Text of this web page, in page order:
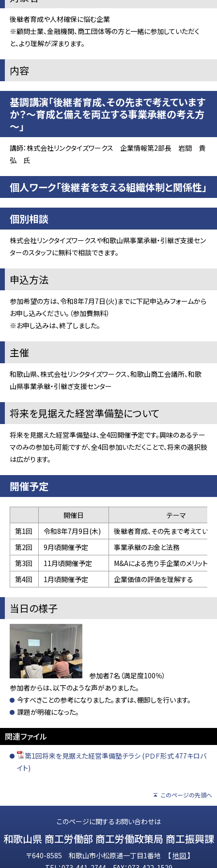
後継者育成や人材確保に悩む企業
※顧問士業、金融機関、商工団体等の方と一緒に参加していただく
と、より理解が深まります。
内容
基調講演「後継者育成、その先まで考えています
か？～育成と備えを両立する事業承継の考え方
～」
講師：株式会社リンクタイズワークス 企業情報第2部長 岩間 貴
弘 氏
個人ワーク「後継者を支える組織体制と関係性」
個別相談
株式会社リンクタイズワークスや和歌山県事業承継・引継ぎ支援セン
ターのスタッフに無料で相談できます。
申込方法
参加希望の方は、令和8年7月7日(火)までに下記申込みフォームから
お申し込みください。（参加費無料）
※お申し込みは、終了しました。
主催
和歌山県、株式会社リンクタイズワークス、和歌山商工会議所、和歌
山県事業承継・引継ぎ支援センター
将来を見据えた経営準備塾について
将来を見据えた経営準備塾は、全4回開催予定です。興味のあるテー
マのみの参加も可能ですが、全4回参加いただくことで、将来の選択肢
は広がります。
開催予定
開催日
テーマ
第1回
令和8年7月9日(木)
後継者育成、その先まで考えていま
第2回
9月頃開催予定
事業承継のお金と法務
第3回
11月頃開催予定
M&Aによる売り手企業のメリット
第4回
1月頃開催予定 企業価値の評価を理解する
当日の様子
参加者7名（満足度100％）
参加者からは、以下のような声がありました。
今すべきことの参考になりました。まずは、棚卸しを行います。
課題が明確になった。
関連ファイル
第1回将来を見据えた経営準備塾チラシ (ＰＤＦ形式 477キロバ
イト)
このページの先頭へ
このページに関するお問い合わせは
和歌山県 商工労働部 商工労働政策局 商工振興課
〒640-8585 和歌山市小松原通一丁目1番地 【地図】